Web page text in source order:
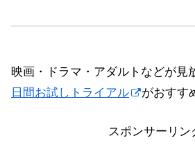
映画・ドラマ・アダルトなどが見
日間お試しトライアル
がおすす
スポンサーリン